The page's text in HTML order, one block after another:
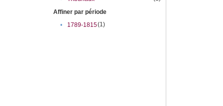
Affiner par période
•
1789-1815(1)